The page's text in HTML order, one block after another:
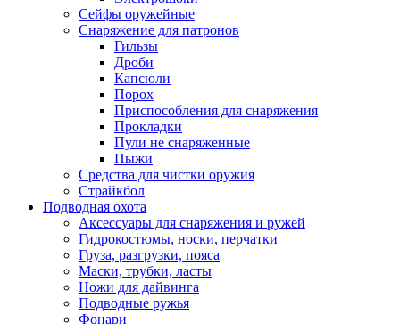
Сейфы оружейные
Снаряжение для патронов
Гильзы
Дроби
Капсюли
Порох
Приспособления для снаряжения
Прокладки
Пули не снаряженные
Пыжи
Средства для чистки оружия
Страйкбол
Подводная охота
Аксессуары для снаряжения и ружей
Гидрокостюмы, носки, перчатки
Груза, разгрузки, пояса
Маски, трубки, ласты
Ножи для дайвинга
Подводные ружья
Фонари